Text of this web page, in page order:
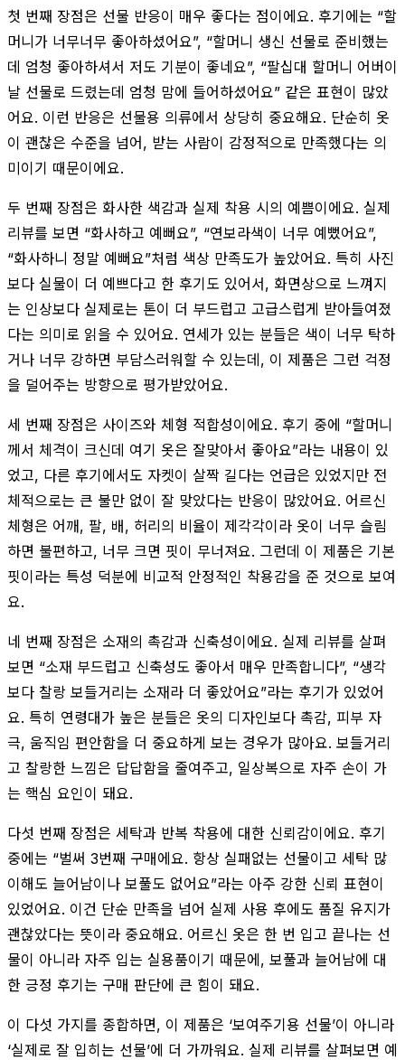
첫 번째 장점은 선물 반응이 매우 좋다는 점이에요. 후기에는 “할
머니가 너무너무 좋아하셨어요”, “할머니 생신 선물로 준비했는
데 엄청 좋아하셔서 저도 기분이 좋네요”, “팔십대 할머니 어버이
날 선물로 드렸는데 엄청 맘에 들어하셨어요” 같은 표현이 많았
어요. 이런 반응은 선물용 의류에서 상당히 중요해요. 단순히 옷
이 괜찮은 수준을 넘어, 받는 사람이 감정적으로 만족했다는 의
미이기 때문이에요.
두 번째 장점은 화사한 색감과 실제 착용 시의 예쁨이에요. 실제
리뷰를 보면 “화사하고 예뻐요”, “연보라색이 너무 예뻤어요”,
“화사하니 정말 예뻐요”처럼 색상 만족도가 높았어요. 특히 사진
보다 실물이 더 예쁘다고 한 후기도 있어서, 화면상으로 느껴지
는 인상보다 실제로는 톤이 더 부드럽고 고급스럽게 받아들여졌
다는 의미로 읽을 수 있어요. 연세가 있는 분들은 색이 너무 탁하
거나 너무 강하면 부담스러워할 수 있는데, 이 제품은 그런 걱정
을 덜어주는 방향으로 평가받았어요.
세 번째 장점은 사이즈와 체형 적합성이에요. 후기 중에 “할머니
께서 체격이 크신데 여기 옷은 잘맞아서 좋아요”라는 내용이 있
었고, 다른 후기에서도 자켓이 살짝 길다는 언급은 있었지만 전
체적으로는 큰 불만 없이 잘 맞았다는 반응이 많았어요. 어르신
체형은 어깨, 팔, 배, 허리의 비율이 제각각이라 옷이 너무 슬림
하면 불편하고, 너무 크면 핏이 무너져요. 그런데 이 제품은 기본
핏이라는 특성 덕분에 비교적 안정적인 착용감을 준 것으로 보여
요.
네 번째 장점은 소재의 촉감과 신축성이에요. 실제 리뷰를 살펴
보면 “소재 부드럽고 신축성도 좋아서 매우 만족합니다”, “생각
보다 찰랑 보들거리는 소재라 더 좋았어요”라는 후기가 있었어
요. 특히 연령대가 높은 분들은 옷의 디자인보다 촉감, 피부 자
극, 움직임 편안함을 더 중요하게 보는 경우가 많아요. 보들거리
고 찰랑한 느낌은 답답함을 줄여주고, 일상복으로 자주 손이 가
는 핵심 요인이 돼요.
다섯 번째 장점은 세탁과 반복 착용에 대한 신뢰감이에요. 후기
중에는 “벌써 3번째 구매에요. 항상 실패없는 선물이고 세탁 많
이해도 늘어남이나 보풀도 없어요”라는 아주 강한 신뢰 표현이
있었어요. 이건 단순 만족을 넘어 실제 사용 후에도 품질 유지가
괜찮았다는 뜻이라 중요해요. 어르신 옷은 한 번 입고 끝나는 선
물이 아니라 자주 입는 실용품이기 때문에, 보풀과 늘어남에 대
한 긍정 후기는 구매 판단에 큰 힘이 돼요.
이 다섯 가지를 종합하면, 이 제품은 ‘보여주기용 선물’이 아니라
‘실제로 잘 입히는 선물’에 더 가까워요. 실제 리뷰를 살펴보면 예